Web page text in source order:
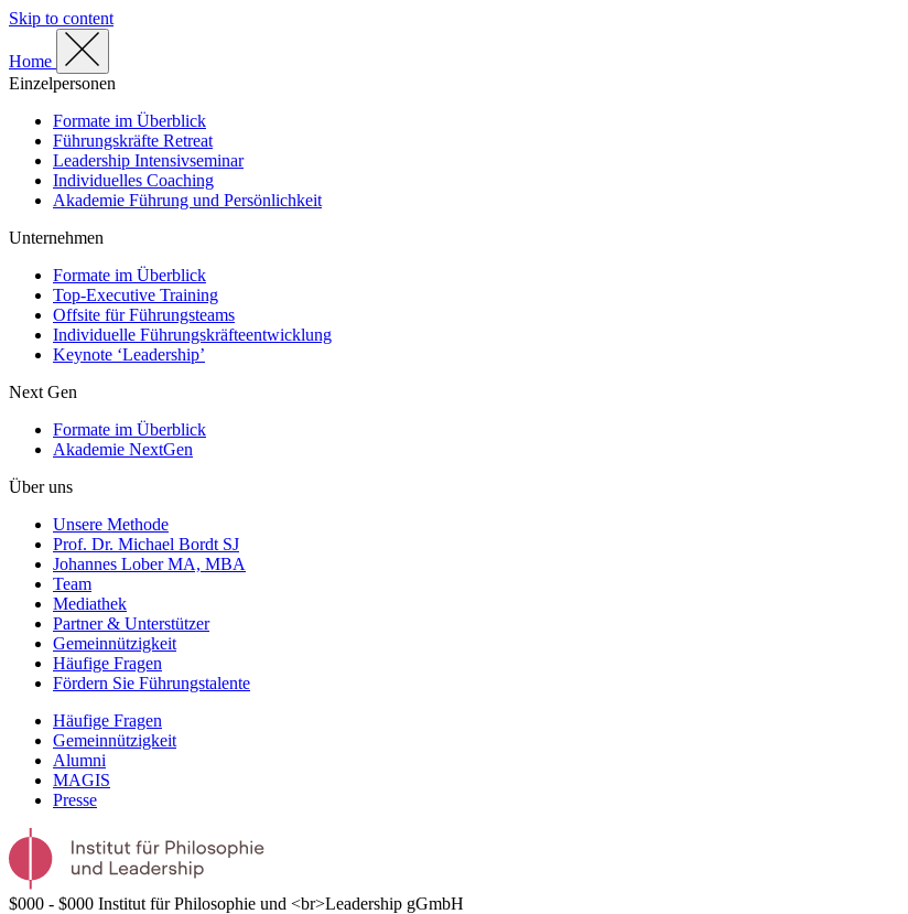
Skip to content
Home
Einzelpersonen
Formate im Überblick
Führungskräfte Retreat
Leadership Intensivseminar
Individuelles Coaching
Akademie Führung und Persönlichkeit
Unternehmen
Formate im Überblick
Top-Executive Training
Offsite für Führungsteams
Individuelle Führungskräfteentwicklung
Keynote ‘Leadership’
Next Gen
Formate im Überblick
Akademie NextGen
Über uns
Unsere Methode
Prof. Dr. Michael Bordt SJ
Johannes Lober MA, MBA
Team
Mediathek
Partner & Unterstützer
Gemeinnützigkeit
Häufige Fragen
Fördern Sie Führungstalente
Häufige Fragen
Gemeinnützigkeit
Alumni
MAGIS
Presse
$000 - $000 Institut für Philosophie und <br>Leadership gGmbH